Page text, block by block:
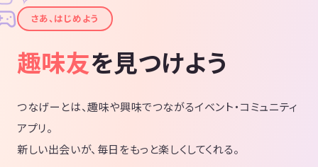
✦さあ、はじめよう
趣味友を見つけよう
つなげーとは、趣味や興味でつながるイベント・コミュニティ
アプリ。
新しい出会いが、毎日をもっと楽しくしてくれる。